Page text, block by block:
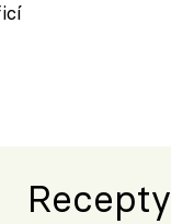
Recepty